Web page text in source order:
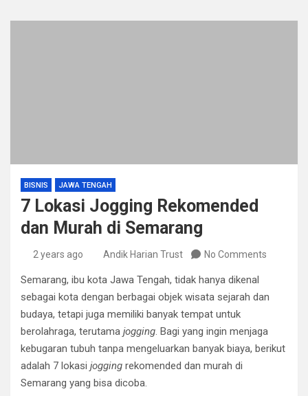
BISNIS JAWA TENGAH
7 Lokasi Jogging Rekomended
dan Murah di Semarang
2 years ago Andik Harian Trust No Comments
Semarang, ibu kota Jawa Tengah, tidak hanya dikenal
sebagai kota dengan berbagai objek wisata sejarah dan
budaya, tetapi juga memiliki banyak tempat untuk
berolahraga, terutama jogging. Bagi yang ingin menjaga
kebugaran tubuh tanpa mengeluarkan banyak biaya, berikut
adalah 7 lokasi jogging rekomended dan murah di
Semarang yang bisa dicoba.